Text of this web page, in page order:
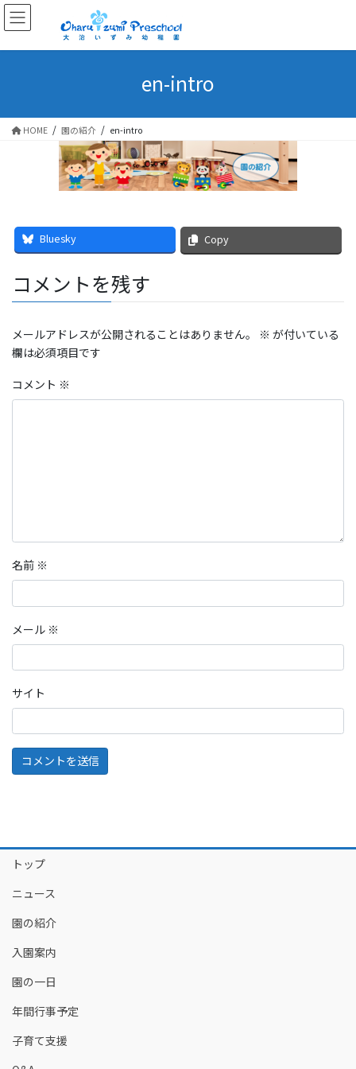
en-intro
HOME 園の紹介 en-intro
Bluesky Copy
コメントを残す
メールアドレスが公開されることはありません。 ※ が付いている
欄は必須項目です
コメント ※
名前 ※
メール ※
サイト
トップ
ニュース
園の紹介
入園案内
園の一日
年間行事予定
子育て支援